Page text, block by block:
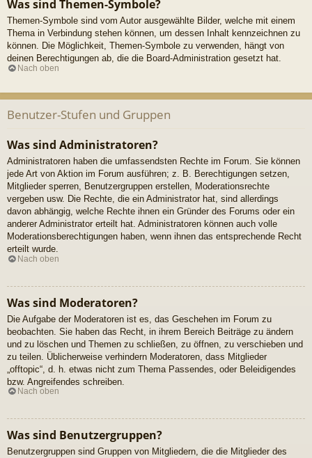
Was sind Themen-Symbole?
Themen-Symbole sind vom Autor ausgewählte Bilder, welche mit einem
Thema in Verbindung stehen können, um dessen Inhalt kennzeichnen zu
können. Die Möglichkeit, Themen-Symbole zu verwenden, hängt von
deinen Berechtigungen ab, die die Board-Administration gesetzt hat.
Nach oben
Benutzer-Stufen und Gruppen
Was sind Administratoren?
Administratoren haben die umfassendsten Rechte im Forum. Sie können
jede Art von Aktion im Forum ausführen; z. B. Berechtigungen setzen,
Mitglieder sperren, Benutzergruppen erstellen, Moderationsrechte
vergeben usw. Die Rechte, die ein Administrator hat, sind allerdings
davon abhängig, welche Rechte ihnen ein Gründer des Forums oder ein
anderer Administrator erteilt hat. Administratoren können auch volle
Moderationsberechtigungen haben, wenn ihnen das entsprechende Recht
erteilt wurde.
Nach oben
Was sind Moderatoren?
Die Aufgabe der Moderatoren ist es, das Geschehen im Forum zu
beobachten. Sie haben das Recht, in ihrem Bereich Beiträge zu ändern
und zu löschen und Themen zu schließen, zu öffnen, zu verschieben und
zu teilen. Üblicherweise verhindern Moderatoren, dass Mitglieder
„offtopic“, d. h. etwas nicht zum Thema Passendes, oder Beleidigendes
bzw. Angreifendes schreiben.
Nach oben
Was sind Benutzergruppen?
Benutzergruppen sind Gruppen von Mitgliedern, die die Mitglieder des